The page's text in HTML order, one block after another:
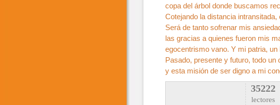
copa del árbol donde buscamos
Cotejando la distancia
Será de tanto sofrenar mis
las gracias a quienes fueron mis
egocentrismo vano. Y mi patria,
Pasado, presente y futuro, todo
y esta misión de ser digno a mi
35222
lectores